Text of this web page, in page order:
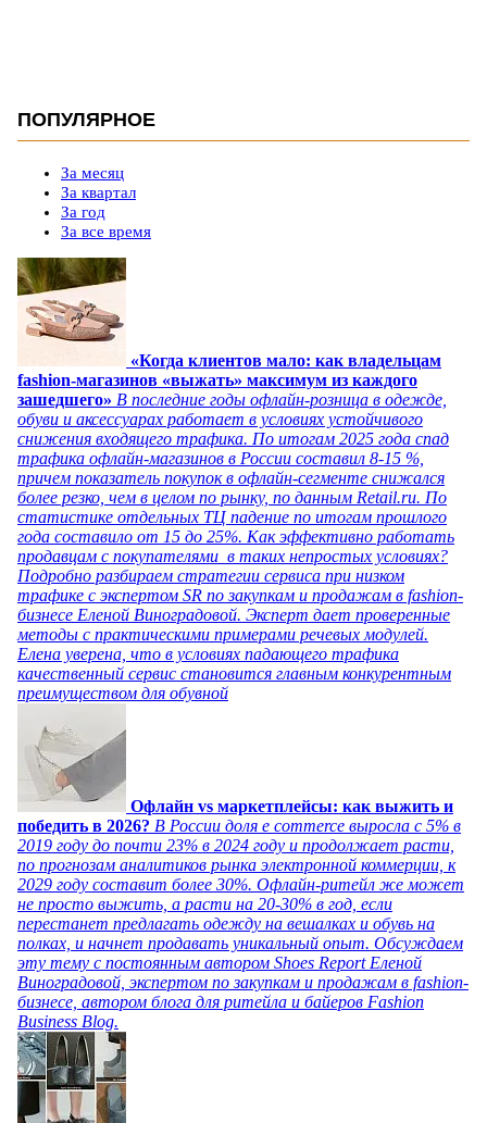
ПОПУЛЯРНОЕ
За месяц
За квартал
За год
За все время
«Когда клиентов мало: как владельцам
fashion-магазинов «выжать» максимум из каждого
зашедшего» В последние годы офлайн-розница в одежде,
обуви и аксессуарах работает в условиях устойчивого
снижения входящего трафика. По итогам 2025 года спад
трафика офлайн-магазинов в России составил 8-15 %,
причем показатель покупок в офлайн-сегменте снижался
более резко, чем в целом по рынку, по данным Retail.ru. По
статистике отдельных ТЦ падение по итогам прошлого
года составило от 15 до 25%. Как эффективно работать
продавцам с покупателями в таких непростых условиях?
Подробно разбираем стратегии сервиса при низком
трафике с экспертом SR по закупкам и продажам в fashion-
бизнесе Еленой Виноградовой. Эксперт дает проверенные
методы с практическими примерами речевых модулей.
Елена уверена, что в условиях падающего трафика
качественный сервис становится главным конкурентным
преимуществом для обувной
Офлайн vs маркетплейсы: как выжить и
победить в 2026? В России доля e commerce выросла с 5% в
2019 году до почти 23% в 2024 году и продолжает расти,
по прогнозам аналитиков рынка электронной коммерции, к
2029 году составит более 30%. Офлайн-ритейл же может
не просто выжить, а расти на 20-30% в год, если
перестанет предлагать одежду на вешалках и обувь на
полках, и начнет продавать уникальный опыт. Обсуждаем
эту тему с постоянным автором Shoes Report Еленой
Виноградовой, экспертом по закупкам и продажам в fashion-
бизнесе, автором блога для ритейла и байеров Fashion
Business Blog.